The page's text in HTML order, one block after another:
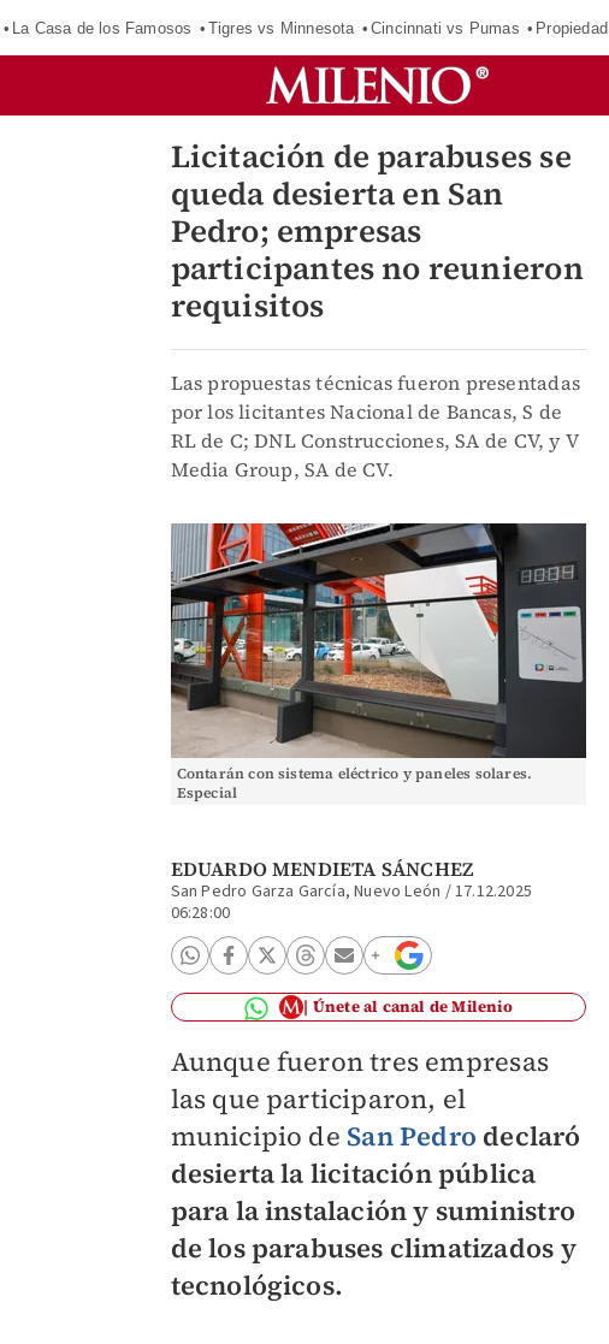
La Casa de los Famosos Tigres vs Minnesota Cincinnati vs Pumas Propiedad
Licitación de parabuses se
queda desierta en San
Pedro; empresas
participantes no reunieron
requisitos
Las propuestas técnicas fueron presentadas
por los licitantes Nacional de Bancas, S de
RL de C; DNL Construcciones, SA de CV, y V
Media Group, SA de CV.
Contarán con sistema eléctrico y paneles solares.
Especial
EDUARDO MENDIETA SÁNCHEZ
San Pedro Garza García, Nuevo León /17.12.2025
06:28:00
Únete al canal de Milenio
Aunque fueron tres empresas
las que participaron, el
municipio de San Pedro declaró
desierta la licitación pública
para la instalación y suministro
de los parabuses climatizados y
tecnológicos.